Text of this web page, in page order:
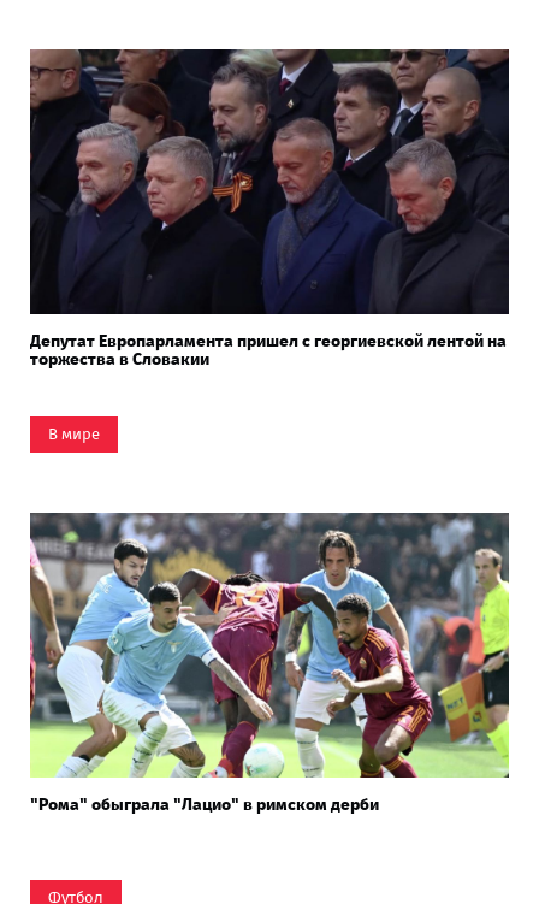
Депутат Европарламента пришел с георгиевской лентой на
торжества в Словакии
В мире
"Рома" обыграла "Лацио" в римском дерби
Футбол